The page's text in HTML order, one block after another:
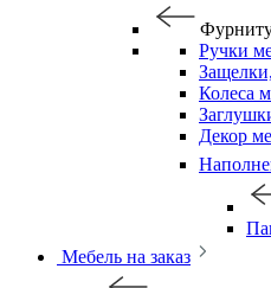
Ручки
Колеса
Декор
Мебель на заказ